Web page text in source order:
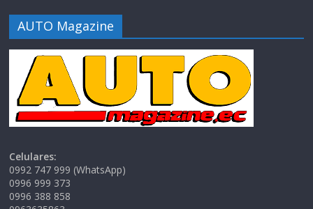
AUTO Magazine
Celulares:
0992 747 999 (WhatsApp)
0996 999 373
0996 388 858